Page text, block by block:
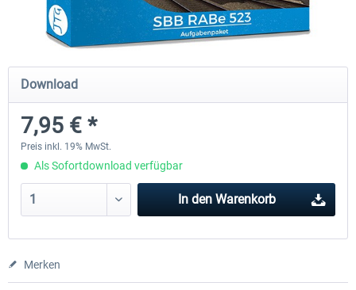
Just Trains - U-Bahn Hamburg U1 &
39,62 € *
Railworks Szenario-Pack
Download
7,95 € *
Preis inkl. 19% MwSt.
Als Sofortdownload verfügbar
In den Warenkorb
Merken